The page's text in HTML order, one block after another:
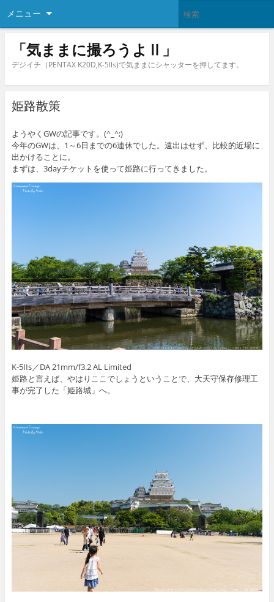
メニュー
「気ままに撮ろうよⅡ」
デジイチ（PENTAX K20D,K-5lls)で気ままにシャッターを押してます。
姫路散策
ようやくGWの記事です。(^_^;)
今年のGWは、1～6日までの6連休でした。遠出はせず、比較的近場に
出かけることに。
まずは、3dayチケットを使って姫路に行ってきました。
K-5IIs／DA 21mm/f3.2 AL Limited
姫路と言えば、やはりここでしょうということで、大天守保存修理工
事が完了した「姫路城」へ。